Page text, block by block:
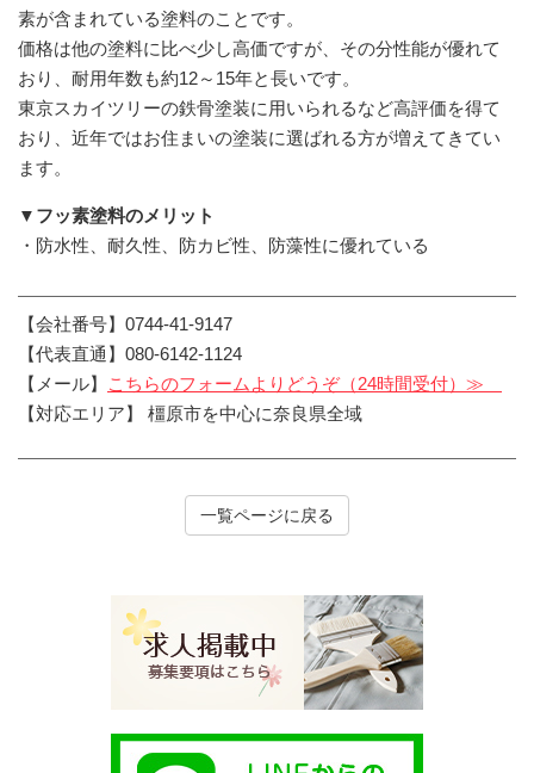
素が含まれている塗料のことです。
価格は他の塗料に比べ少し高価ですが、その分性能が優れて
おり、耐用年数も約12～15年と長いです。
東京スカイツリーの鉄骨塗装に用いられるなど高評価を得て
おり、近年ではお住まいの塗装に選ばれる方が増えてきてい
ます。
▼フッ素塗料のメリット
・防水性、耐久性、防カビ性、防藻性に優れている
【会社番号】0744-41-9147
【代表直通】080-6142-1124
【メール】
こちらのフォームよりどうぞ（24時間受付）≫
【対応エリア】 橿原市を中心に奈良県全域
一覧ページに戻る